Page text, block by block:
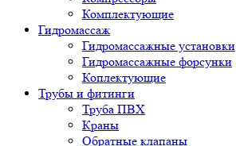
Комплектующие
Гидромассаж
Гидромассажные установки
Гидромассажные форсунки
Коплектующие
Трубы и фитинги
Труба ПВХ
Краны
Обратные клапаны